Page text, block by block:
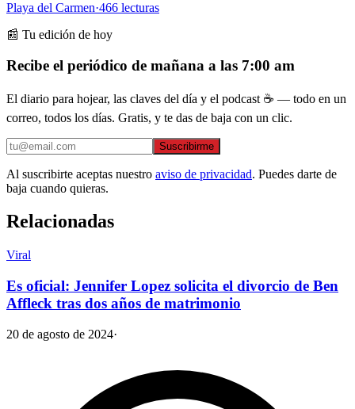
Playa del Carmen·466 lecturas
📰 Tu edición de hoy
Recibe el periódico de mañana a las 7:00 am
El diario para hojear, las claves del día y el podcast ☕ — todo en un
correo, todos los días. Gratis, y te das de baja con un clic.
Suscribirme
Al suscribirte aceptas nuestro aviso de privacidad. Puedes darte de
baja cuando quieras.
Relacionadas
Viral
Es oficial: Jennifer Lopez solicita el divorcio de Ben
Affleck tras dos años de matrimonio
20 de agosto de 2024·